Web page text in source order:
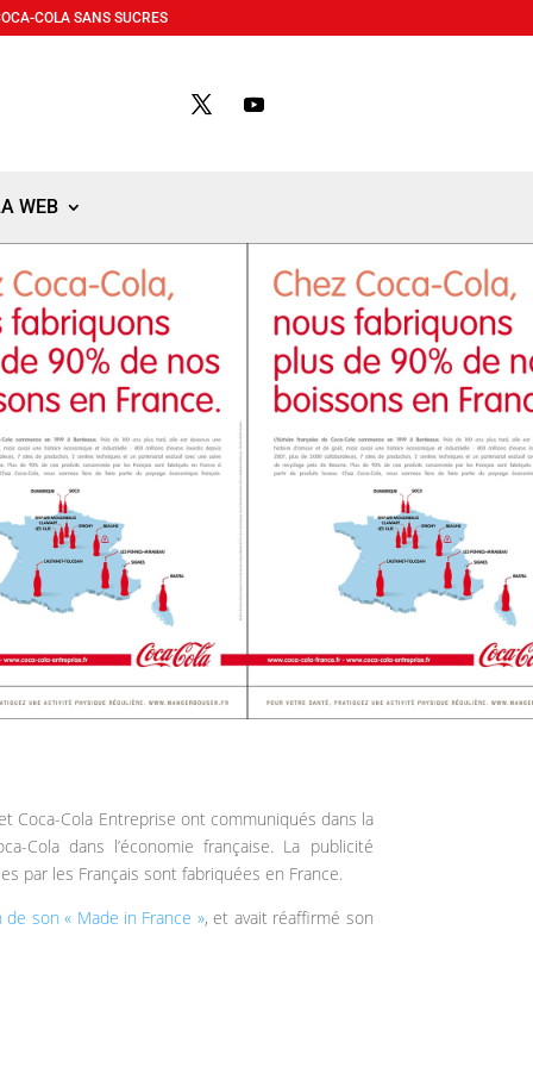
COLA SANS SUCRES
WEB
Coca-Cola Entreprise ont communiqués dans la
Cola dans l’économie française. La publicité
par les Français sont fabriquées en France.
son « Made in France », et avait réaffirmé son